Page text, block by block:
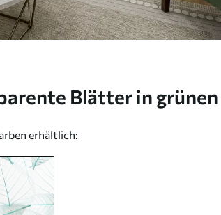
Blätter in grünen
erhältlich: